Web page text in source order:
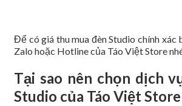
Để có giá thu mua đèn Studio chính xác
Zalo hoặc Hotline của Táo Việt Store
Tại sao nên chọn dịch
Studio của Táo Việt Store